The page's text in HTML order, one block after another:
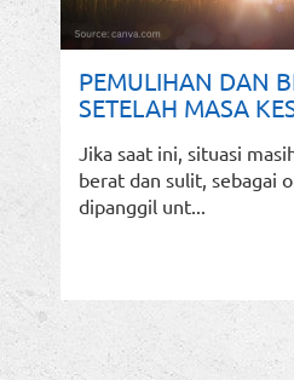
PEMULIHAN DAN
SETELAH MASA
Jika saat ini, situasi
berat dan sulit, sebagai
dipanggil unt...